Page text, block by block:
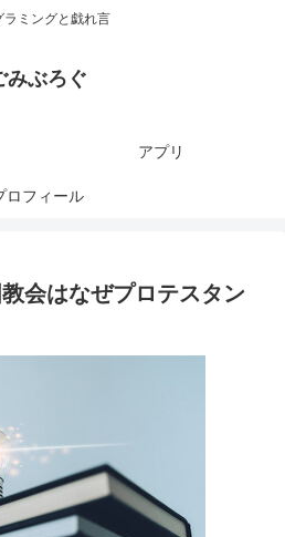
ラミングと戯れ言
みぶろぐ
アプリ
ロフィール
会はなぜプロテスタン